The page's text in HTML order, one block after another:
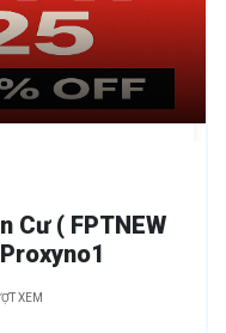
Cư ( FPTNEW
XEM